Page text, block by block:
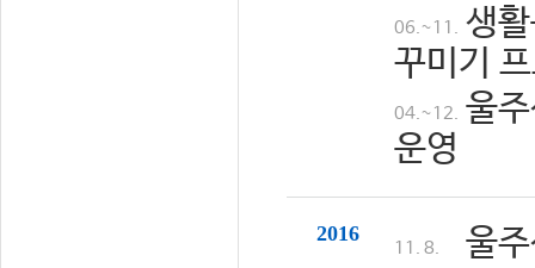
06.~11. 생
꾸미기
04.~12. 울
운영
2016
11. 8. 울